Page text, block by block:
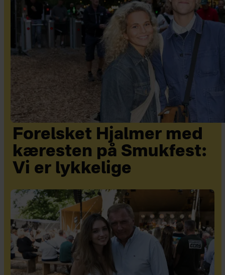
Forelsket Hjalmer med
kæresten på Smukfest:
Vi er lykkelige